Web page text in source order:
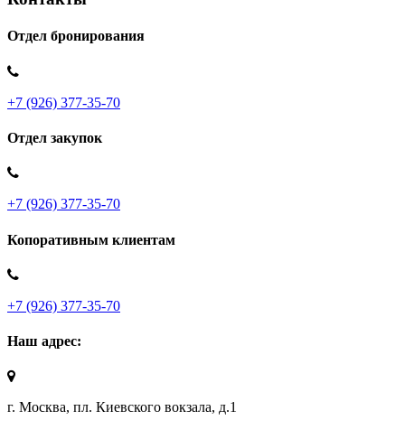
Отдел бронирования
+7 (926) 377-35-70
Отдел закупок
+7 (926) 377-35-70
Копоративным клиентам
+7 (926) 377-35-70
Наш адрес:
г. Москва, пл. Киевского вокзала, д.1